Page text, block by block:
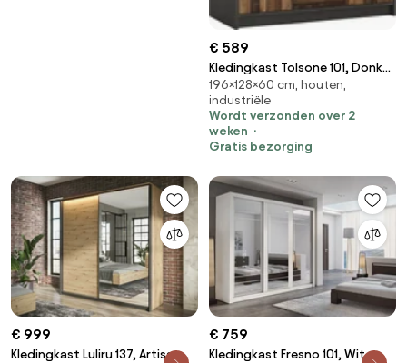
€ 589
Kledingkast Tolsone 101, Donker
hout, Matera grijs,
196x128x60cm, 155.8 kg,
Kledingkast deuren: Met
scharnieren
196×128×60 cm, houten,
industriële
Wordt verzonden over 2
weken
Gratis bezorging
€ 999
Kledingkast Luliru 137, Artisan
€ 759
Kledingkast Fresno 101, Wit,